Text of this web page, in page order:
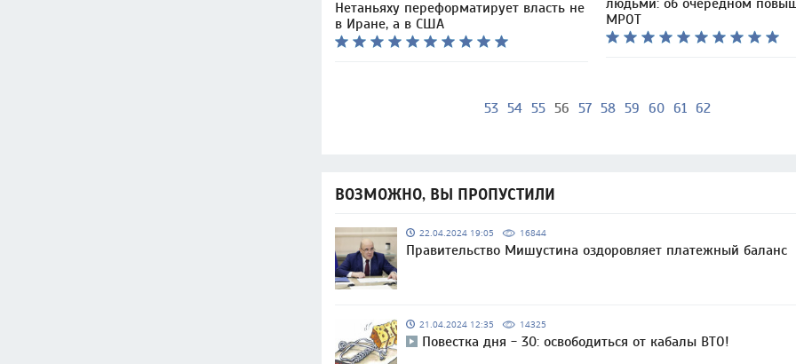
Нетаньяху переформатирует власть не
в Иране, а в США
людьми: об очередном
МРОТ
53 54 55 56 57 58 59 60 61 62
ВОЗМОЖНО, ВЫ ПРОПУСТИЛИ
22.04.2024 19:05 16844
Правительство Мишустина оздоровляет платежный баланс
21.04.2024 12:35 14325
Повестка дня - 30: освободиться от кабалы ВТО!